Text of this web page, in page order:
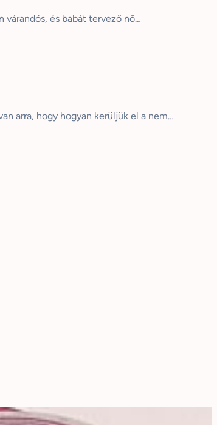
és babát tervező nő…
arra, hogy hogyan kerüljük el a nem…